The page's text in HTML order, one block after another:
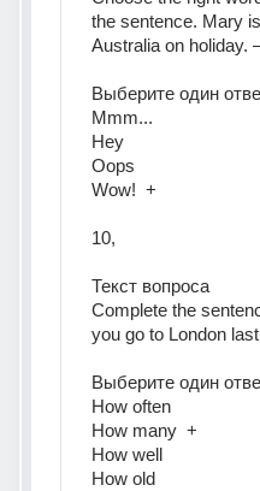
the sentence. Mary
Australia on
Выберите один
Mmm...
Hey
Oops
Wow!  +
10,
Текст вопроса
Complete the
you go to London
Выберите один
How often
How many  +
How well
How old